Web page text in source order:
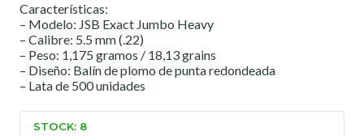
Características:
– Modelo: JSB Exact Jumbo Heavy
– Calibre: 5.5 mm (.22)
– Peso: 1,175 gramos / 18,13 grains
– Diseño: Balín de plomo de punta redondeada
– Lata de 500 unidades
STOCK: 8